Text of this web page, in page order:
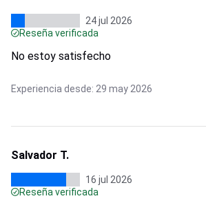
24 jul 2026
Reseña verificada
No estoy satisfecho
Experiencia desde: 29 may 2026
Salvador T.
16 jul 2026
Reseña verificada